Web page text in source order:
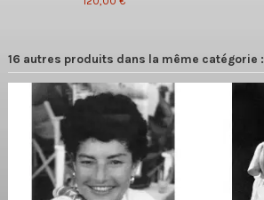
16 autres produits dans la même catégorie :